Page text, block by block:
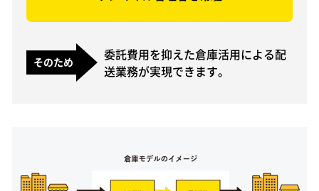
そのため
委託費用を抑えた倉庫活用による配
送業務が実現できます。